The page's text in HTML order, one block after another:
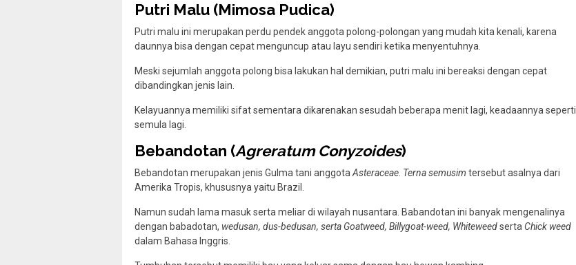
Putri Malu (Mimosa Pudica)
Putri malu ini merupakan perdu pendek anggota polong-polongan yang mudah kita kenali, karena
daunnya bisa dengan cepat menguncup atau layu sendiri ketika menyentuhnya.
Meski sejumlah anggota polong bisa lakukan hal demikian, putri malu ini bereaksi dengan cepat
dibandingkan jenis lain.
Kelayuannya memiliki sifat sementara dikarenakan sesudah beberapa menit lagi, keadaannya seperti
semula lagi.
Bebandotan (Agreratum Conyzoides)
Bebandotan merupakan jenis Gulma tani anggotaAsteraceae. Terna semusim tersebut asalnya dari
Amerika Tropis, khususnya yaitu Brazil.
Namun sudah lama masuk serta meliar di wilayah nusantara. Babandotan ini banyak mengenalinya
dengan babadotan, wedusan, dus-bedusan, serta Goatweed, Billygoat-weed, Whiteweedserta Chick weed
dalam Bahasa Inggris.